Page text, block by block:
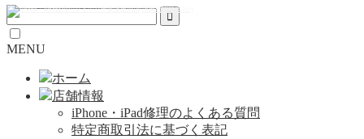
MENU
ホーム
店舗情報
iPhone・iPad修理のよくある質問
特定商取引法に基づく表記